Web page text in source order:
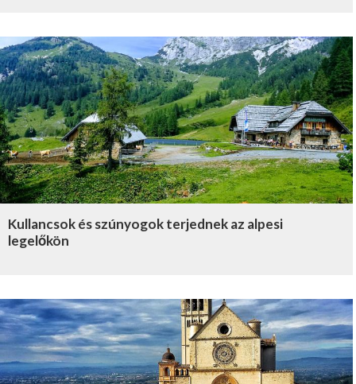
Kullancsok és szúnyogok terjednek az alpesi
legelőkön